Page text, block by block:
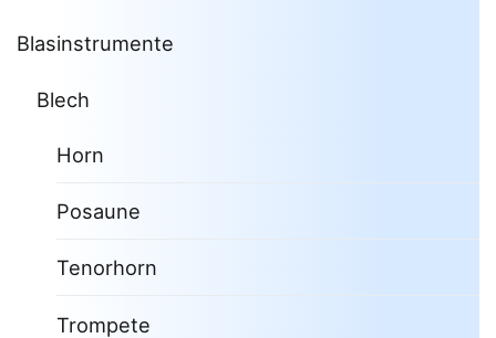
Blasinstrumente
Blech
Horn
Posaune
Tenorhorn
Trompete